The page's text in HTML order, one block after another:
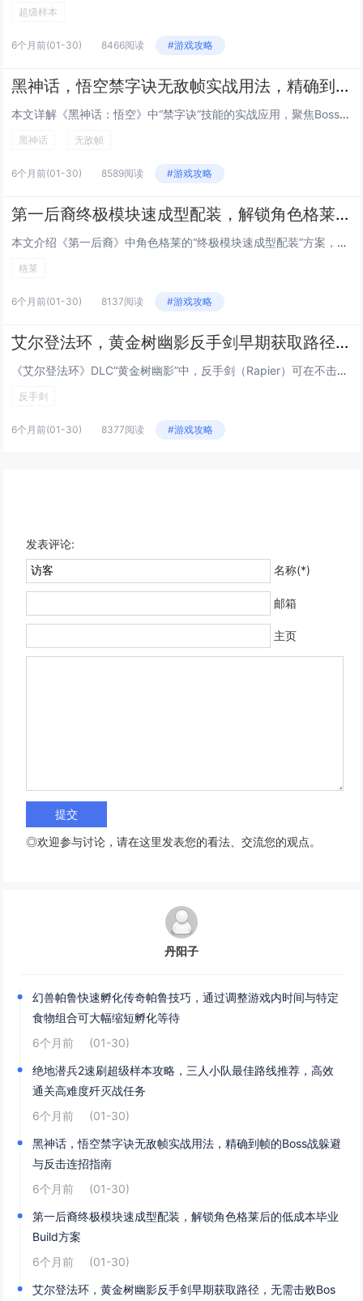
超级样本
6个月前(01-30) 8466阅读 #游戏攻略
黑神话，悟空禁字诀无敌帧实战用法，精确到帧的Boss战躲避与反击连招指南
本文详解《黑神话：悟空》中“禁字诀”技能的实战应用，聚焦Boss战中的无敌帧机制，通过逐帧分析，指出禁字诀在释放瞬间（第...
黑神话 无敌帧
6个月前(01-30) 8589阅读 #游戏攻略
第一后裔终极模块速成型配装，解锁角色格莱后的低成本毕业Build方案
本文介绍《第一后裔》中角色格莱的“终极模块速成型配装”方案，主打低成本、高效率达成毕业强度，该Build围绕格莱的高机动...
格莱
6个月前(01-30) 8137阅读 #游戏攻略
艾尔登法环，黄金树幽影反手剑早期获取路径，无需击败Boss，10分钟跑图拿到DLC强力武器
《艾尔登法环》DLC“黄金树幽影”中，反手剑（Rapier）可在不击败任何Boss的前提下，通过约10分钟的高效跑图流程...
反手剑
6个月前(01-30) 8377阅读 #游戏攻略
发表评论:
名称(*)
邮箱
主页
◎欢迎参与讨论，请在这里发表您的看法、交流您的观点。
丹阳子
幻兽帕鲁快速孵化传奇帕鲁技巧，通过调整游戏内时间与特定
食物组合可大幅缩短孵化等待
6个月前
(01-30)
绝地潜兵2速刷超级样本攻略，三人小队最佳路线推荐，高效
通关高难度歼灭战任务
6个月前
(01-30)
黑神话，悟空禁字诀无敌帧实战用法，精确到帧的Boss战躲避
与反击连招指南
6个月前
(01-30)
第一后裔终极模块速成型配装，解锁角色格莱后的低成本毕业
Build方案
6个月前
(01-30)
艾尔登法环，黄金树幽影反手剑早期获取路径，无需击败Bos